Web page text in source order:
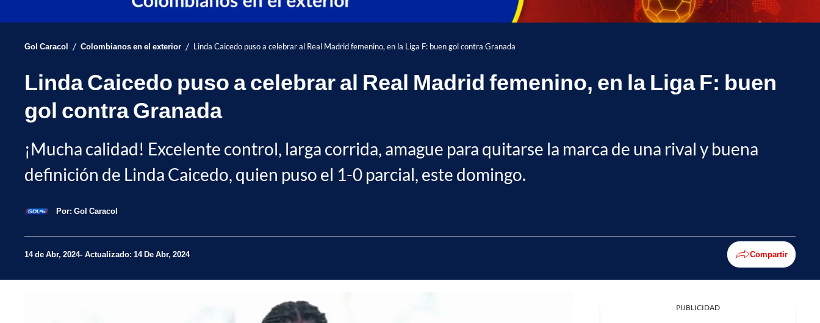
Gol Caracol / Colombianos en el exterior / Linda Caicedo puso a celebrar al Real Madrid femenino, en la Liga F: buen gol contra Granada
Linda Caicedo puso a celebrar al Real Madrid femenino, en la Liga F: buen
gol contra Granada
¡Mucha calidad! Excelente control, larga corrida, amague para quitarse la marca de una rival y buena
definición de Linda Caicedo, quien puso el 1-0 parcial, este domingo.
Por: Gol Caracol
14 de Abr, 2024 Actualizado: 14 De Abr, 2024 Compartir
PUBLICIDAD